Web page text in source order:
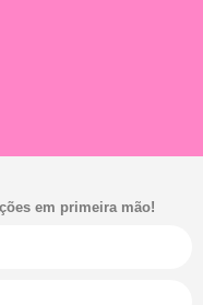
em primeira mão!